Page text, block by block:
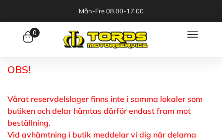
Mån-Fre 08.00-17.00
0
OBS!
Vårat reservdelslager finns inte i samma lokaler som
butiken och delar hämtas därför endast fram mot
beställning.
Vid avhämtning i butik meddelar vi dig när delarna